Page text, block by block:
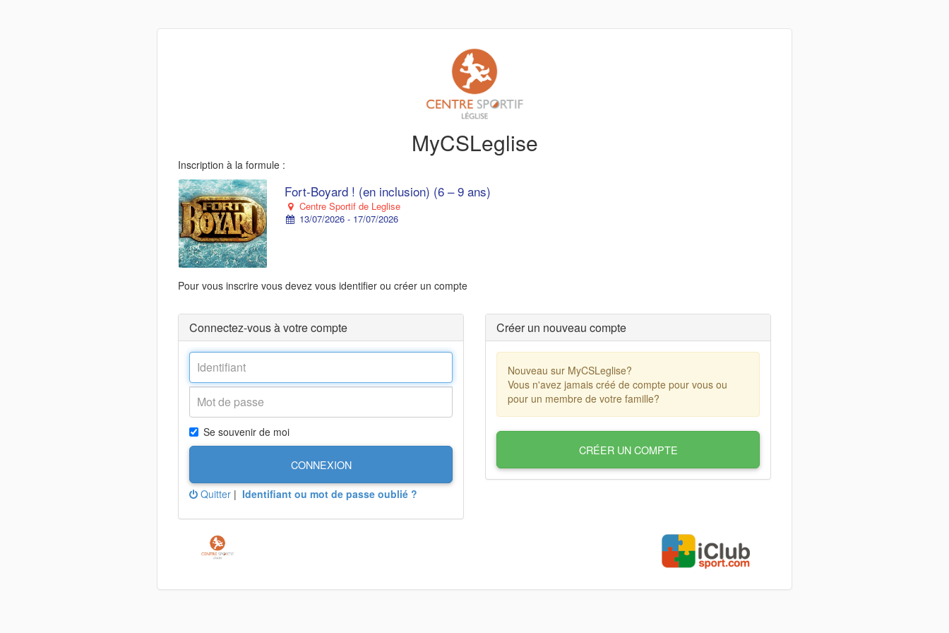
MyCSLeglise
Inscription à la formule :
Fort-Boyard ! (en inclusion) (6 – 9 ans)
Centre Sportif de Leglise
13/07/2026 - 17/07/2026
Pour vous inscrire vous devez vous identifier ou créer un compte
Connectez-vous à votre compte
Se souvenir de moi
CONNEXION
Quitter | Identifiant ou mot de passe oublié ?
Créer un nouveau compte
Nouveau sur MyCSLeglise?
Vous n'avez jamais créé de compte pour vous ou
pour un membre de votre famille?
CRÉER UN COMPTE